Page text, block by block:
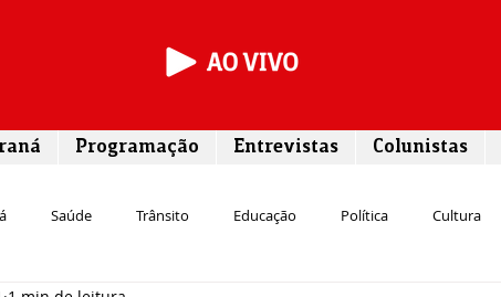
Programação Entrevistas Colunistas
Saúde Trânsito Educação Política Cultura